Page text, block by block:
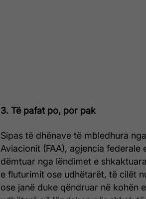
3. Të pafat po, por pak
Sipas të dhënave të mbledhura
Aviacionit (FAA), agjencia
dëmtuar nga lëndimet e
e fluturimit ose udhëtarët, të cilët
ose janë duke qëndruar në kohën